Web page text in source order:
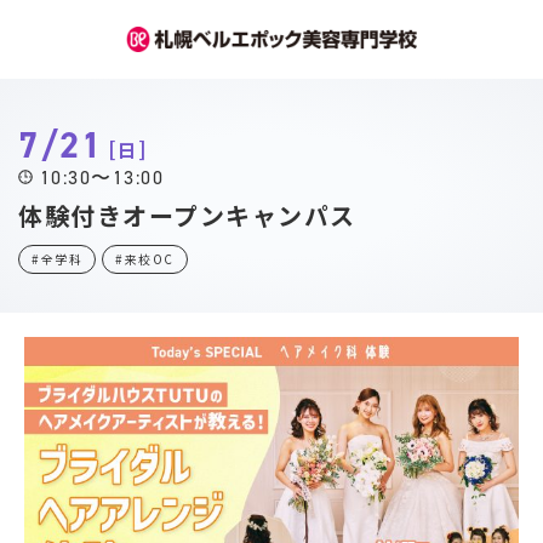
7/21 日
10:30〜13:00
体験付きオープンキャンパス
#全学科 #来校OC